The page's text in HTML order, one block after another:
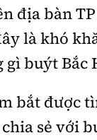
thông
Bộ Xây dựng
Công
địa bàn
là khó
buýt Bắc
bắt được
sẻ với